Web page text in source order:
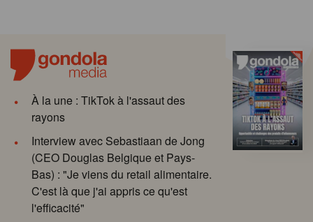
À la une : TikTok à l'assaut des
rayons
Interview avec Sebastiaan de Jong
(CEO Douglas Belgique et Pays-
Bas) : "Je viens du retail alimentaire.
C'est là que j'ai appris ce qu'est
l'efficacité"